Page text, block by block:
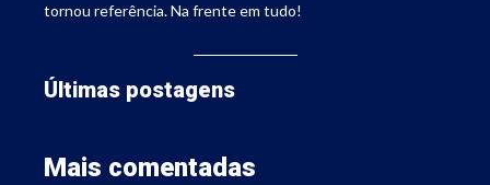
tornou referência. Na frente em tudo!
Últimas postagens
Mais comentadas